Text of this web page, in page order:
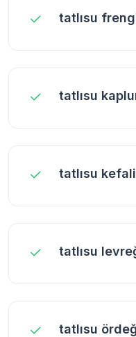
tatlısu
tatlısu
tatlısu kefali
tatlısu
tatlısu